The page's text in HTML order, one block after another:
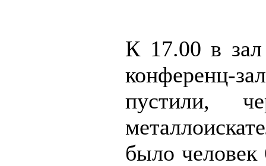
К 17.00 в
конференц-
пустили,
было человек